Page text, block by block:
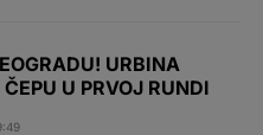
URBINA
U PRVOJ RUNDI